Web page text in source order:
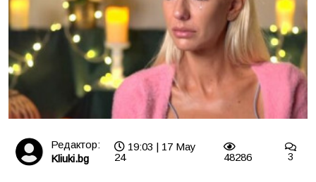
Редактор:
Kliuki.bg
19:03 | 17 May
24
48286 3